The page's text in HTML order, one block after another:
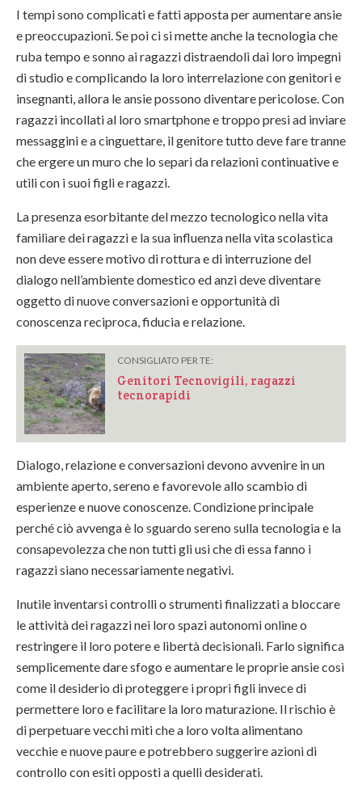
I tempi sono complicati e fatti apposta per aumentare ansie
e preoccupazioni. Se poi ci si mette anche la tecnologia che
ruba tempo e sonno ai ragazzi distraendoli dai loro impegni
di studio e complicando la loro interrelazione con genitori e
insegnanti, allora le ansie possono diventare pericolose. Con
ragazzi incollati al loro smartphone e troppo presi ad inviare
messaggini e a cinguettare, il genitore tutto deve fare tranne
che ergere un muro che lo separi da relazioni continuative e
utili con i suoi figli e ragazzi.
La presenza esorbitante del mezzo tecnologico nella vita
familiare dei ragazzi e la sua influenza nella vita scolastica
non deve essere motivo di rottura e di interruzione del
dialogo nell’ambiente domestico ed anzi deve diventare
oggetto di nuove conversazioni e opportunità di
conoscenza reciproca, fiducia e relazione.
CONSIGLIATO PER TE:
Genitori Tecnovigili, ragazzi
tecnorapidi
Dialogo, relazione e conversazioni devono avvenire in un
ambiente aperto, sereno e favorevole allo scambio di
esperienze e nuove conoscenze. Condizione principale
perché ciò avvenga è lo sguardo sereno sulla tecnologia e la
consapevolezza che non tutti gli usi che di essa fanno i
ragazzi siano necessariamente negativi.
Inutile inventarsi controlli o strumenti finalizzati a bloccare
le attività dei ragazzi nei loro spazi autonomi online o
restringere il loro potere e libertà decisionali. Farlo significa
semplicemente dare sfogo e aumentare le proprie ansie così
come il desiderio di proteggere i propri figli invece di
permettere loro e facilitare la loro maturazione. Il rischio è
di perpetuare vecchi miti che a loro volta alimentano
vecchie e nuove paure e potrebbero suggerire azioni di
controllo con esiti opposti a quelli desiderati.